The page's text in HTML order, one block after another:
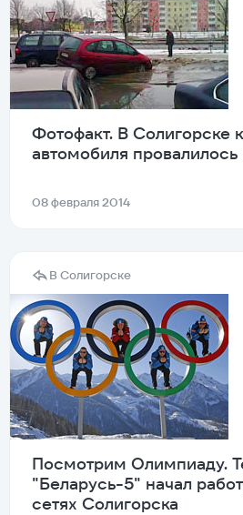
Фотофакт. В Солигорске
автомобиля провалилось
08 февраля 2014
В Солигорске
Посмотрим Олимпиаду.
"Беларусь-5" начал
сетях Солигорска